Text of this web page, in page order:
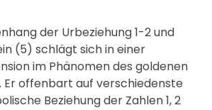
der Urbeziehung 1-2 und
(5) schlägt sich in einer
im Phänomen des goldenen
Er offenbart auf verschiedenste
Beziehung der Zahlen 1, 2